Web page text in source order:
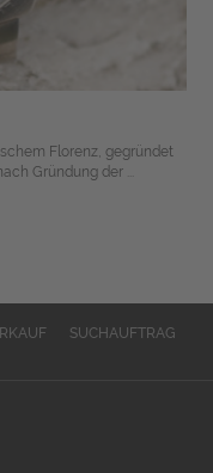
Florenz, gegründet
Gründung der ...
SUCHAUFTRAG